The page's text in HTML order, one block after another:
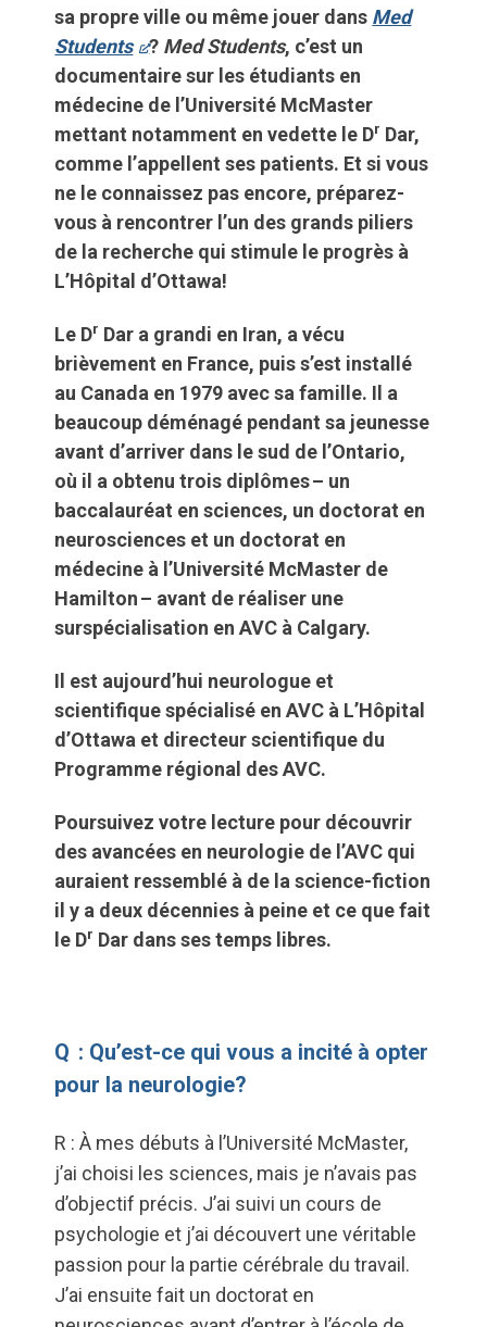
sa propre ville ou même jouer dans Med
Students
? Med Students, c’est un
documentaire sur les étudiants en
médecine de l’Université McMaster
mettant notamment en vedette le Dr Dar,
comme l’appellent ses patients. Et si vous
ne le connaissez pas encore, préparez-
vous à rencontrer l’un des grands piliers
de la recherche qui stimule le progrès à
L’Hôpital d’Ottawa!
Le Dr Dar a grandi en Iran, a vécu
brièvement en France, puis s’est installé
au Canada en 1979 avec sa famille. Il a
beaucoup déménagé pendant sa jeunesse
avant d’arriver dans le sud de l’Ontario,
où il a obtenu trois diplômes – un
baccalauréat en sciences, un doctorat en
neurosciences et un doctorat en
médecine à l’Université McMaster de
Hamilton – avant de réaliser une
surspécialisation en AVC à Calgary.
Il est aujourd’hui neurologue et
scientifique spécialisé en AVC à L’Hôpital
d’Ottawa et directeur scientifique du
Programme régional des AVC.
Poursuivez votre lecture pour découvrir
des avancées en neurologie de l’AVC qui
auraient ressemblé à de la science-fiction
il y a deux décennies à peine et ce que fait
le Dr Dar dans ses temps libres.
Q : Qu’est-ce qui vous a incité à opter
pour la neurologie?
R : À mes débuts à l’Université McMaster,
j’ai choisi les sciences, mais je n’avais pas
d’objectif précis. J’ai suivi un cours de
psychologie et j’ai découvert une véritable
passion pour la partie cérébrale du travail.
J’ai ensuite fait un doctorat en